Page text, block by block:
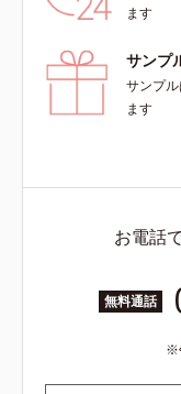
ます
サンプ
サンプ
ます
お電話
無料通話